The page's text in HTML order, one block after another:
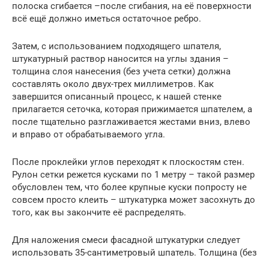
полоска сгибается –после сгибания, на её поверхности
всё ещё должно иметься остаточное ребро.
Затем, с использованием подходящего шпателя,
штукатурный раствор наносится на углы здания –
толщина слоя нанесения (без учета сетки) должна
составлять около двух-трех миллиметров. Как
завершится описанный процесс, к нашей стенке
прилагается сеточка, которая прижимается шпателем, а
после тщательно разглаживается жестами вниз, влево
и вправо от обрабатываемого угла.
После проклейки углов переходят к плоскостям стен.
Рулон сетки режется кусками по 1 метру – такой размер
обусловлен тем, что более крупные куски попросту не
совсем просто клеить – штукатурка может засохнуть до
того, как вы закончите её распределять.
Для наложения смеси фасадной штукатурки следует
использовать 35-сантиметровый шпатель. Толщина (без